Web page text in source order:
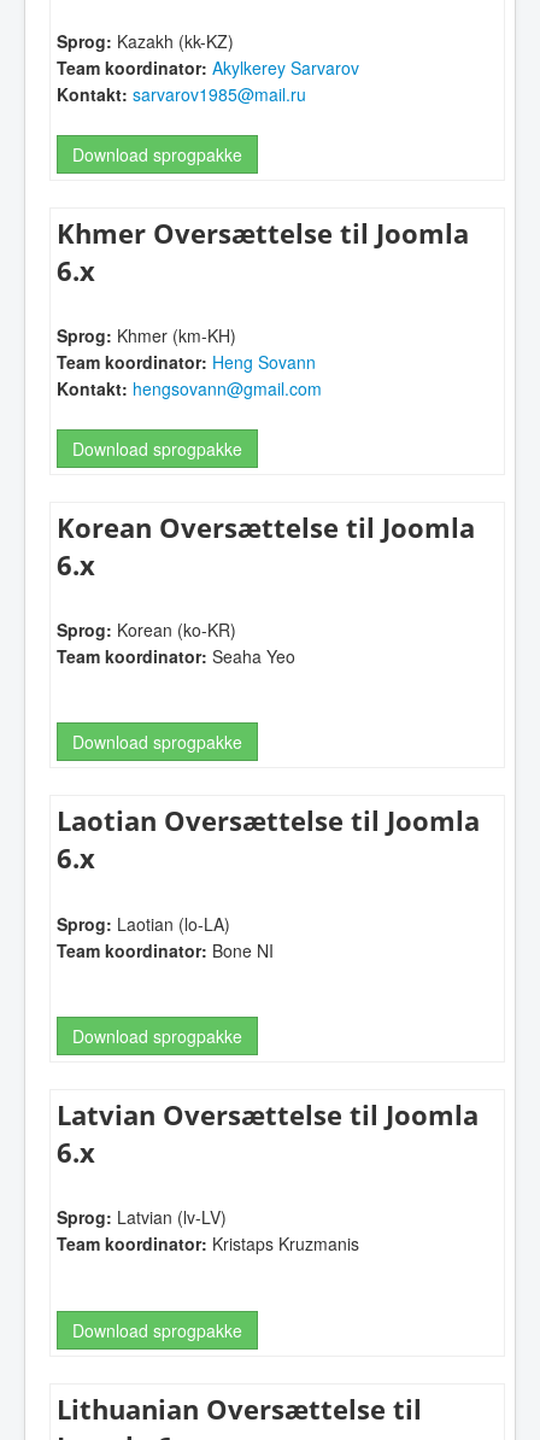
Sprog: Kazakh (kk-KZ)
Team koordinator: Akylkerey Sarvarov
Kontakt: sarvarov1985@mail.ru
Download sprogpakke
Khmer Oversættelse til Joomla
6.x
Sprog: Khmer (km-KH)
Team koordinator: Heng Sovann
Kontakt: hengsovann@gmail.com
Download sprogpakke
Korean Oversættelse til Joomla
6.x
Sprog: Korean (ko-KR)
Team koordinator: Seaha Yeo
Download sprogpakke
Laotian Oversættelse til Joomla
6.x
Sprog: Laotian (lo-LA)
Team koordinator: Bone NI
Download sprogpakke
Latvian Oversættelse til Joomla
6.x
Sprog: Latvian (lv-LV)
Team koordinator: Kristaps Kruzmanis
Download sprogpakke
Lithuanian Oversættelse til